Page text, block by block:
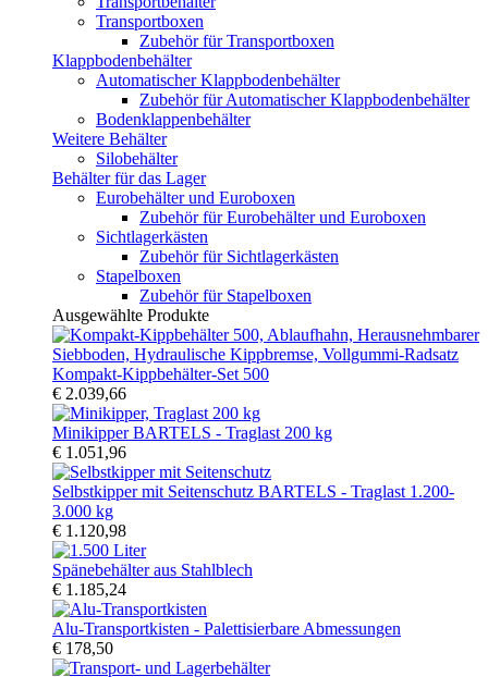
Transportboxen
Zubehör für Transportboxen
Klappbodenbehälter
Automatischer Klappbodenbehälter
Zubehör für Automatischer Klappbodenbehälter
Bodenklappenbehälter
Weitere Behälter
Silobehälter
Behälter für das Lager
Eurobehälter und Euroboxen
Zubehör für Eurobehälter und Euroboxen
Sichtlagerkästen
Zubehör für Sichtlagerkästen
Stapelboxen
Zubehör für Stapelboxen
Ausgewählte Produkte
Kompakt-Kippbehälter-Set 500
€ 2.039,66
Minikipper BARTELS - Traglast 200 kg
€ 1.051,96
Selbstkipper mit Seitenschutz BARTELS - Traglast 1.200-
3.000 kg
€ 1.120,98
Spänebehälter aus Stahlblech
€ 1.185,24
Alu-Transportkisten - Palettisierbare Abmessungen
€ 178,50